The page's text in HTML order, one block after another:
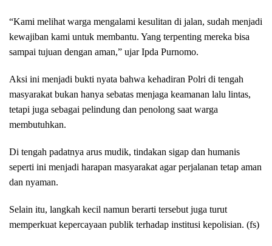
“Kami melihat warga mengalami kesulitan di jalan, sudah menjadi
kewajiban kami untuk membantu. Yang terpenting mereka bisa
sampai tujuan dengan aman,” ujar Ipda Purnomo.
Aksi ini menjadi bukti nyata bahwa kehadiran Polri di tengah
masyarakat bukan hanya sebatas menjaga keamanan lalu lintas,
tetapi juga sebagai pelindung dan penolong saat warga
membutuhkan.
Di tengah padatnya arus mudik, tindakan sigap dan humanis
seperti ini menjadi harapan masyarakat agar perjalanan tetap aman
dan nyaman.
Selain itu, langkah kecil namun berarti tersebut juga turut
memperkuat kepercayaan publik terhadap institusi kepolisian. (fs)